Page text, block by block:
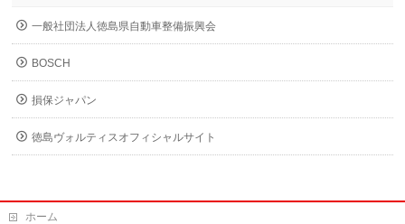
一般社団法人徳島県自動車整備振興会
BOSCH
損保ジャパン
徳島ヴォルティスオフィシャルサイト
ホーム